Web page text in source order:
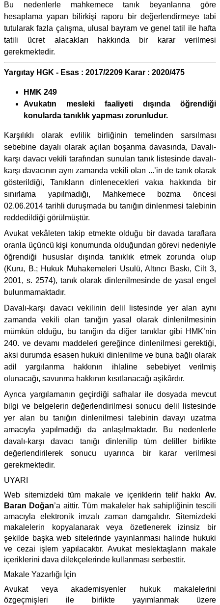
Bu nedenlerle mahkemece tanık beyanlarına göre
hesaplama yapan bilirkişi raporu bir değerlendirmeye tabi
tutularak fazla çalışma, ulusal bayram ve genel tatil ile hafta
tatili ücret alacakları hakkında bir karar verilmesi
gerekmektedir.
Yargıtay HGK - Esas : 2017/2209 Karar : 2020/475
HMK 249
Avukatın mesleki faaliyeti dışında öğrendiği
konularda tanıklık yapması zorunludur.
Karşılıklı olarak evlilik birliğinin temelinden sarsılması
sebebine dayalı olarak açılan boşanma davasında, Davalı-
karşı davacı vekili tarafından sunulan tanık listesinde davalı-
karşı davacının aynı zamanda vekili olan ...’in de tanık olarak
gösterildiği, Tanıkların dinlenecekleri vakıa hakkında bir
sınırlama yapılmadığı, Mahkemece bozma öncesi
02.06.2014 tarihli duruşmada bu tanığın dinlenmesi talebinin
reddedildiği görülmüştür.
Avukat vekâleten takip etmekte olduğu bir davada taraflara
oranla üçüncü kişi konumunda olduğundan görevi nedeniyle
öğrendiği hususlar dışında tanıklık etmek zorunda olup
(Kuru, B.; Hukuk Muhakemeleri Usulü, Altıncı Baskı, Cilt 3,
2001, s. 2574), tanık olarak dinlenilmesinde de yasal engel
bulunmamaktadır.
Davalı-karşı davacı vekilinin delil listesinde yer alan aynı
zamanda vekili olan tanığın yasal olarak dinlenilmesinin
mümkün olduğu, bu tanığın da diğer tanıklar gibi HMK’nin
240. ve devamı maddeleri gereğince dinlenilmesi gerektiği,
aksi durumda esasen hukuki dinlenilme ve buna bağlı olarak
adil yargılanma hakkının ihlaline sebebiyet verilmiş
olunacağı, savunma hakkının kısıtlanacağı aşikârdır.
Ayrıca yargılamanın geçirdiği safhalar ile dosyada mevcut
bilgi ve belgelerin değerlendirilmesi sonucu delil listesinde
yer alan bu tanığın dinlenilmesi talebinin davayı uzatma
amacıyla yapılmadığı da anlaşılmaktadır. Bu nedenlerle
davalı-karşı davacı tanığı dinlenilip tüm deliller birlikte
değerlendirilerek sonucu uyarınca bir karar verilmesi
gerekmektedir.
UYARI
Web sitemizdeki tüm makale ve içeriklerin telif hakkı Av.
Baran Doğan’a aittir. Tüm makaleler hak sahipliğinin tescili
amacıyla elektronik imzalı zaman damgalıdır. Sitemizdeki
makalelerin kopyalanarak veya özetlenerek izinsiz bir
şekilde başka web sitelerinde yayınlanması halinde hukuki
ve cezai işlem yapılacaktır. Avukat meslektaşların makale
içeriklerini dava dilekçelerinde kullanması serbesttir.
Makale Yazarlığı İçin
Avukat veya akademisyenler hukuk makalelerini
özgeçmişleri ile birlikte yayımlanmak üzere